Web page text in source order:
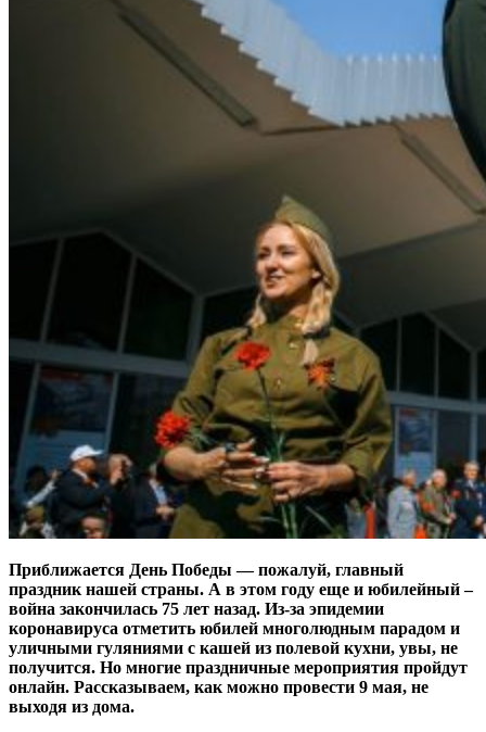
Приближается День Победы — пожалуй, главный
праздник нашей страны. А в этом году еще и юбилейный –
война закончилась 75 лет назад. Из-за эпидемии
коронавируса отметить юбилей многолюдным парадом и
уличными гуляниями с кашей из полевой кухни, увы, не
получится. Но многие праздничные мероприятия пройдут
онлайн. Рассказываем, как можно провести 9 мая, не
выходя из дома.